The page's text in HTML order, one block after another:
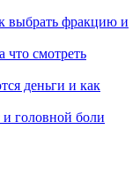
выбрать фракцию и
что смотреть
деньги и как
и головной боли